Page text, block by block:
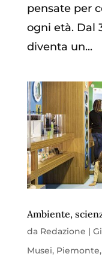
pensate per
ogni età. Dal
diventa un...
Ambiente,
da Redazione |
Musei, Piemonte,